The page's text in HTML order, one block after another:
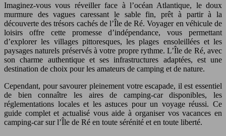
Imaginez-vous vous réveiller face à l’océan Atlantique, le doux
murmure des vagues caressant le sable fin, prêt à partir à la
découverte des trésors cachés de l’Île de Ré. Voyager en véhicule de
loisirs offre cette promesse d’indépendance, vous permettant
d’explorer les villages pittoresques, les plages ensoleillées et les
paysages naturels préservés à votre propre rythme. L’Île de Ré, avec
son charme authentique et ses infrastructures adaptées, est une
destination de choix pour les amateurs de camping et de nature.
Cependant, pour savourer pleinement votre escapade, il est essentiel
de bien connaître les aires de camping-car disponibles, les
réglementations locales et les astuces pour un voyage réussi. Ce
guide complet et actualisé vous aide à organiser vos vacances en
camping-car sur l’Île de Ré en toute sérénité et en toute liberté.